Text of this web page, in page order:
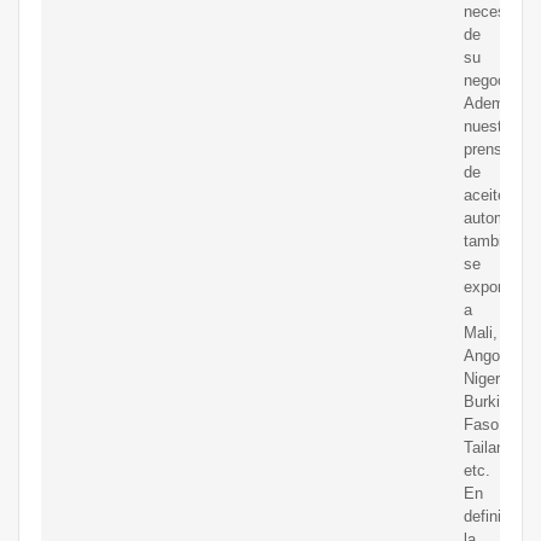
de
su
negocio.
Además,
nuestras
prensas
de
aceite
también
se
exportan
a
Mali,
Angola,
Nigeria,
Burkina
Faso,
Tailandia,
etc.
En
definitiva,